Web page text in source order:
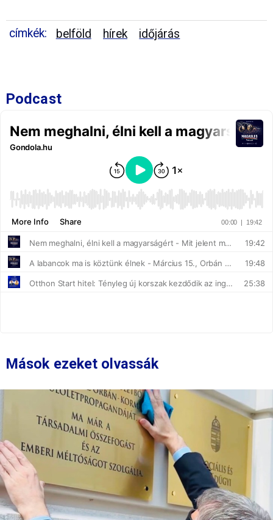
címkék: belföld hírek időjárás
Podcast
Mások ezeket olvassák